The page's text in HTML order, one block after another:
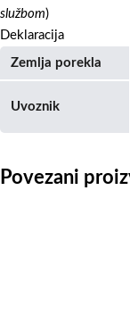
službom)
Deklaracija
Zemlja porekla
Uvoznik
Povezani